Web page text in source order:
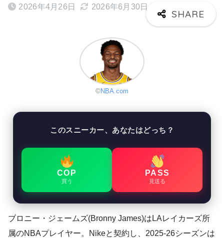
2026年4月26日 2026年6月30日
©NBA.com
このスニーカー、あなたはどっち？
COP
買う
PASS
見送る
ブロニー・ジェームズ(Bronny James)はLAレイカーズ所
属のNBAプレイヤー。Nikeと契約し、2025-26シーズンは